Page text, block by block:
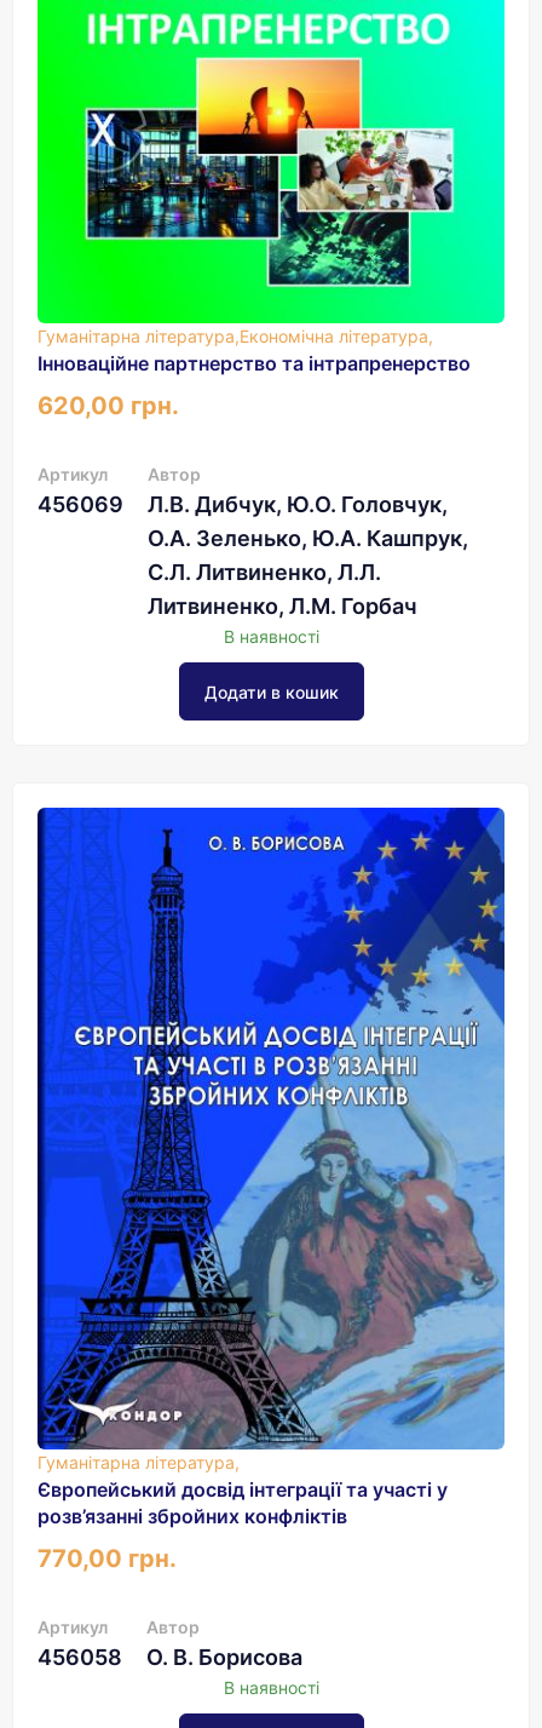
Гуманітарна література,Економічна література,
Інноваційне партнерство та інтрапренерство
620,00 грн.
Артикул
456069
Автор
Л.В. Дибчук, Ю.О. Головчук,
О.А. Зеленько, Ю.А. Кашпрук,
С.Л. Литвиненко, Л.Л.
Литвиненко, Л.М. Горбач
В наявності
Гуманітарна література,
Європейський досвід інтеграції та участі у
розв’язанні збройних конфліктів
770,00 грн.
Артикул
456058
Автор
О. В. Борисова
В наявності